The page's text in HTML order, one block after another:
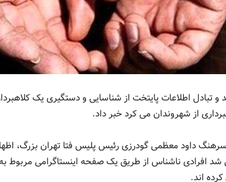
تبادل اطلاعات پایتخت از شناسایی و دستگیری یک
از شهروندان می کرد خبر داد.
داود معظمی گودرزی رئیس پلیس فتا تهران بزرگ،
شد افرادی ناشناس از طریق یک صفحه اینستاگرامی
کرده اند.